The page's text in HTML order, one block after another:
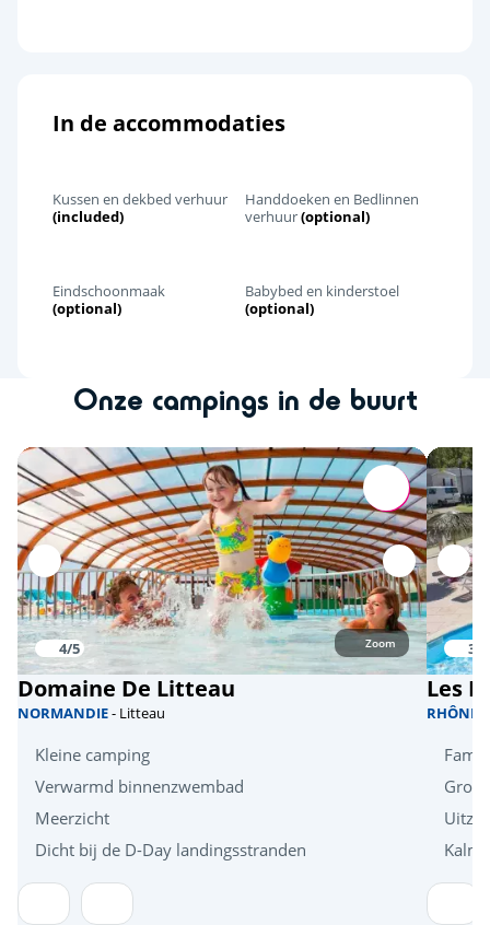
In de accommodaties
Kussen en dekbed verhuur
(included)
Handdoeken en Bedlinnen
verhuur(optional)
Eindschoonmaak
(optional)
Babybed en kinderstoel
(optional)
Onze campings in de buurt
4/5 Zoom
Domaine De Litteau
NORMANDIE- Litteau
Kleine camping
Verwarmd binnenzwembad
Meerzicht
Dicht bij de D-Day landingsstranden
Les
RHÔNE
Kalm